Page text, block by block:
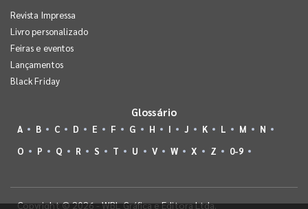
Revista Impressa
Livro personalizado
Feiras e eventos
Lançamentos
Black Friday
Glossário
A B C D E F G H I J K L M
N
O
P Q R S T U V W X Z 0-9
Copyright © 2026 - WBL Gráfica e Editora Ltda.